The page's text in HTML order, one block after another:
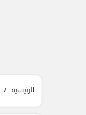
الرئيسية